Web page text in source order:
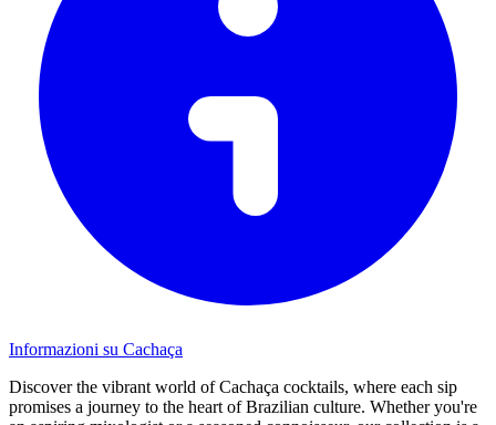
Informazioni su Cachaça
Discover the vibrant world of Cachaça cocktails, where each sip
promises a journey to the heart of Brazilian culture. Whether you're